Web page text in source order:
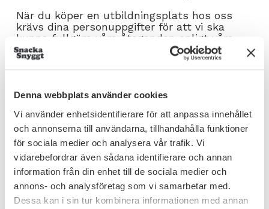
Denna webbplats använder cookies
Vi använder enhetsidentifierare för att anpassa innehållet
och annonserna till användarna, tillhandahålla funktioner
för sociala medier och analysera vår trafik. Vi
vidarebefordrar även sådana identifierare och annan
information från din enhet till de sociala medier och
annons- och analysföretag som vi samarbetar med.
Dessa kan i sin tur kombinera informationen med annan
När du köper en utbildningsplats hos oss
krävs dina personuppgifter för att vi ska
kunna fullgöra våra åtaganden enligt våra
bokningsvillkor. Om uppgifterna inte lämnas
kan våra åtaganden inte fullgöras och vi
tvingas därför neka dig köpet. Vi lagrar dina
(inklusive leverans och betalning) och för en
en god relation till dig som kund genom att
tex bjuda in dig till mingel, återträffar eller
följa upp din kompetensutveckling.
4. Utlämnande till tredje part
Vi säljer, handlar, eller på annat sätt överför,